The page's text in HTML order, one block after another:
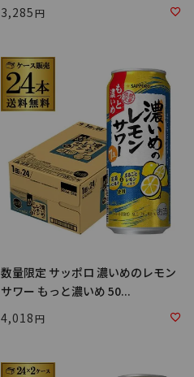
3,285
数量限定 サッポロ 濃いめのレモン
サワー もっと濃いめ 50...
4,018